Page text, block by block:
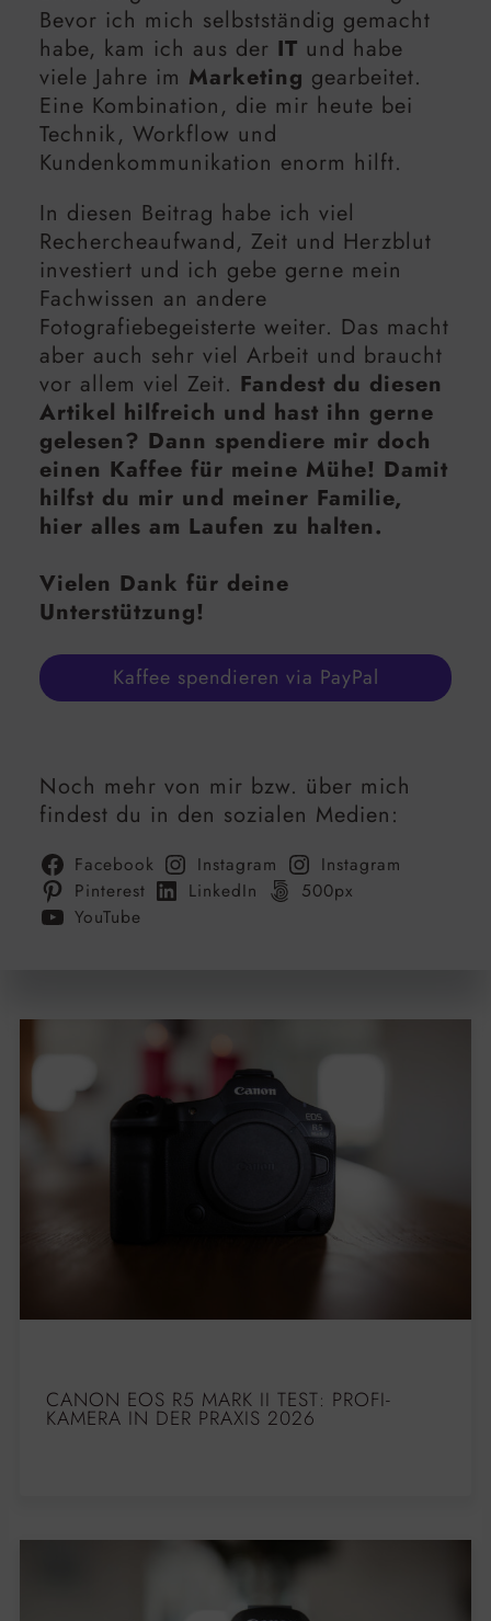
Bevor ich mich selbstständig gemacht
habe, kam ich aus der IT und habe
viele Jahre im Marketing gearbeitet.
Eine Kombination, die mir heute bei
Technik, Workflow und
Kundenkommunikation enorm hilft.
In diesen Beitrag habe ich viel
Rechercheaufwand, Zeit und Herzblut
investiert und ich gebe gerne mein
Fachwissen an andere
Fotografiebegeisterte weiter. Das macht
aber auch sehr viel Arbeit und braucht
vor allem viel Zeit. Fandest du diesen
Artikel hilfreich und hast ihn gerne
gelesen? Dann spendiere mir doch
einen Kaffee für meine Mühe! Damit
hilfst du mir und meiner Familie,
hier alles am Laufen zu halten.
Vielen Dank für deine
Unterstützung!
Kaffee spendieren via PayPal
Noch mehr von mir bzw. über mich
findest du in den sozialen Medien:
Facebook Instagram
Instagram
Pinterest
LinkedIn
500px
YouTube
CANON EOS R5 MARK II TEST: PROFI-
KAMERA IN DER PRAXIS 2026